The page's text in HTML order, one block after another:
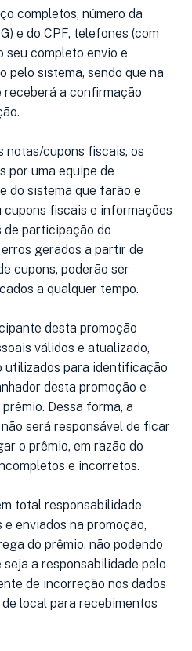
completos, número da
e do CPF, telefones (com
seu completo envio e
pelo sistema, sendo que na
a confirmação
notas/cupons fiscais, os
por uma equipe de
do sistema que farão e
cupons fiscais e informações
de participação do
gerados a partir de
cupons, poderão ser
a qualquer tempo.
desta promoção
válidos e atualizado,
utilizados para identificação
desta promoção e
Dessa forma, a
será responsável de ficar
o prêmio, em razão do
e incorretos.
total responsabilidade
enviados na promoção,
do prêmio, não podendo
a responsabilidade pelo
de incorreção nos dados
local para recebimentos